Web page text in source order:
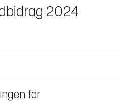
2024
för